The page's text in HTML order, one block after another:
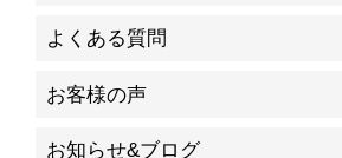
よくある質問
お客様の声
お知らせ&ブログ